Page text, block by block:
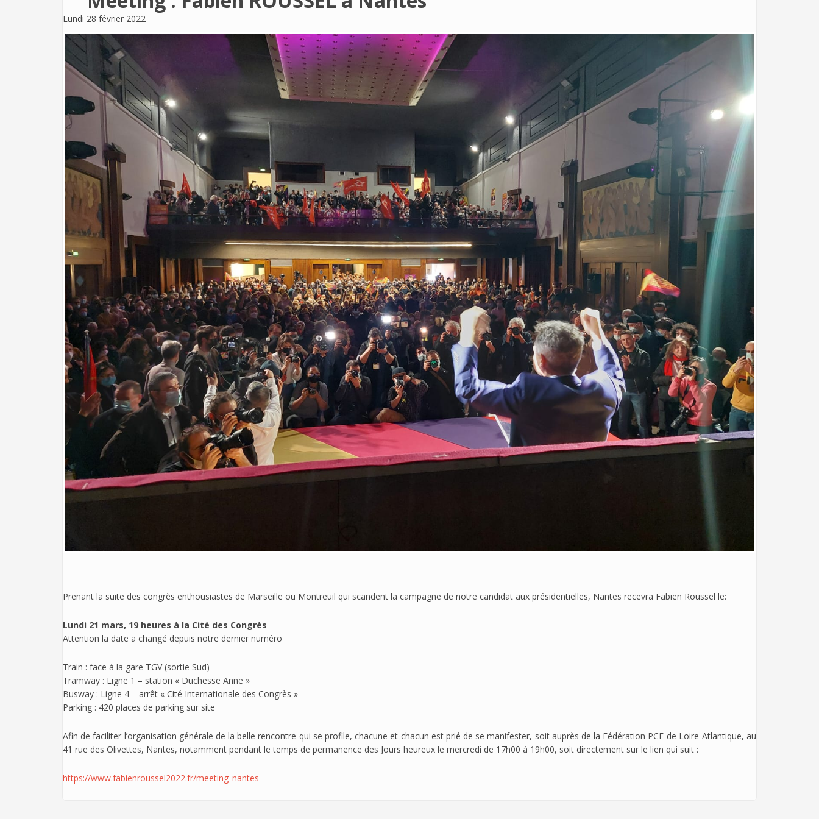
Lundi 28 février 2022
Prenant la suite des congrès enthousiastes de Marseille ou Montreuil qui scandent la campagne de notre candidat aux présidentielles, Nantes recevra Fabien Roussel le:
Lundi 21 mars, 19 heures à la Cité des Congrès
Attention la date a changé depuis notre dernier numéro
Train : face à la gare TGV (sortie Sud)
Tramway : Ligne 1 – station « Duchesse Anne »
Busway : Ligne 4 – arrêt « Cité Internationale des Congrès »
Parking : 420 places de parking sur site
Afin de faciliter l’organisation générale de la belle rencontre qui se profile, chacune et chacun est prié de se manifester, soit auprès de la Fédération PCF de Loire-Atlantique, au
41 rue des Olivettes, Nantes, notamment pendant le temps de permanence des Jours heureux le mercredi de 17h00 à 19h00, soit directement sur le lien qui suit :
https://www.fabienroussel2022.fr/meeting_nantes